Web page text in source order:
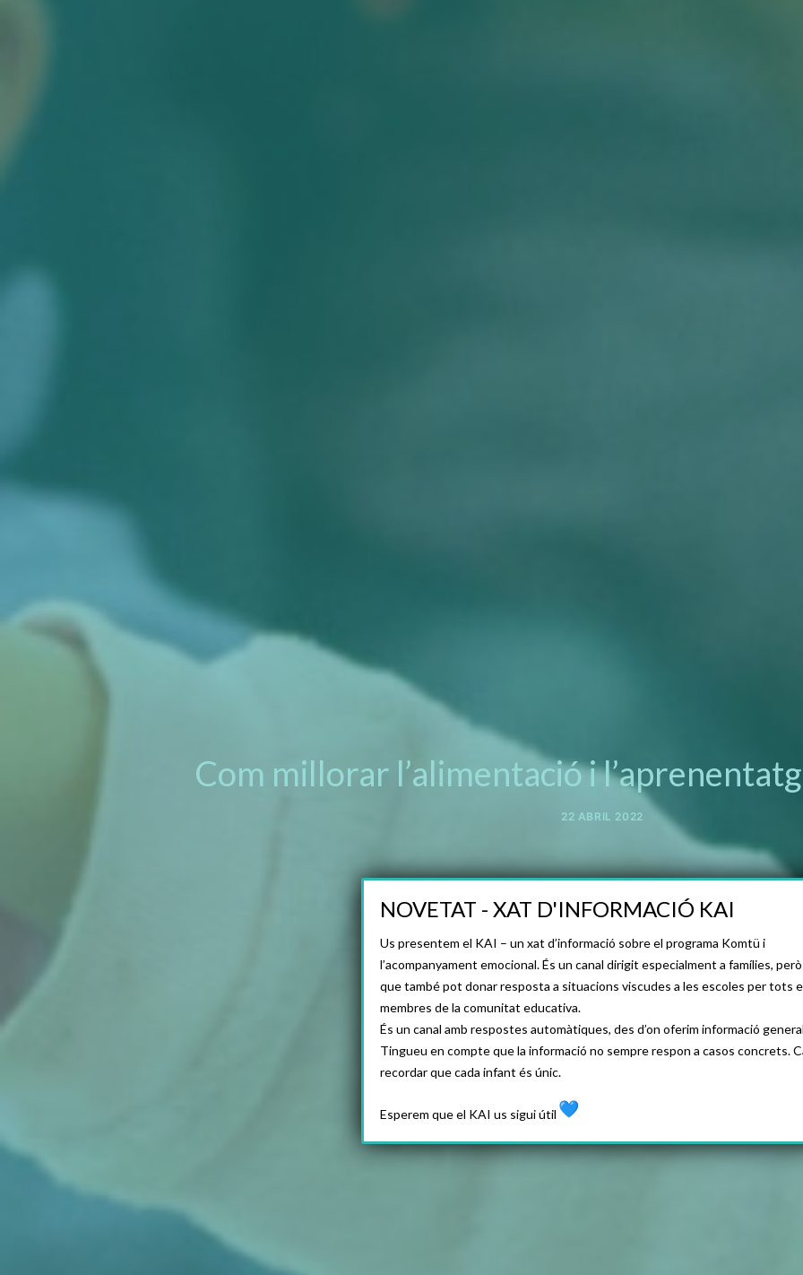
Com millorar l’alimentació i
22 ABRIL 2022
NOVETAT - XAT D'INFORMACIÓ KAI
Us presentem el KAI – un xat d’informació sobre el programa Komtü i
l’acompanyament emocional. És un canal dirigit especialment a famílies, però
que també pot donar resposta a situacions viscudes a les escoles per tots
membres de la comunitat educativa.
És un canal amb respostes automàtiques, des d’on oferim informació
Tingueu en compte que la informació no sempre respon a casos concrets.
recordar que cada infant és únic.
Esperem que el KAI us sigui útil